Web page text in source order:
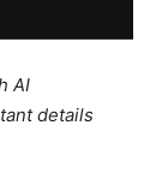
AI
details